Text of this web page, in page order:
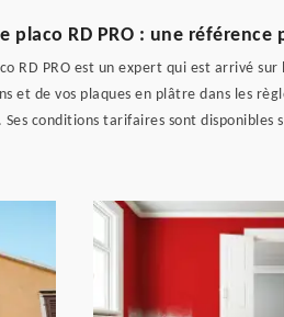
placo RD PRO : une
RD PRO est un expert qui est arrivé
et de vos plaques en plâtre dans les
Ses conditions tarifaires sont